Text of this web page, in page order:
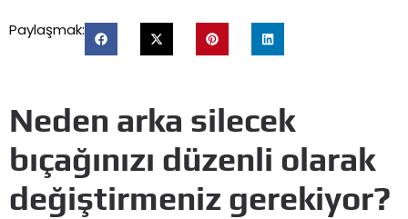
Paylaşmak:
Neden arka silecek
bıçağınızı düzenli olarak
değiştirmeniz gerekiyor?